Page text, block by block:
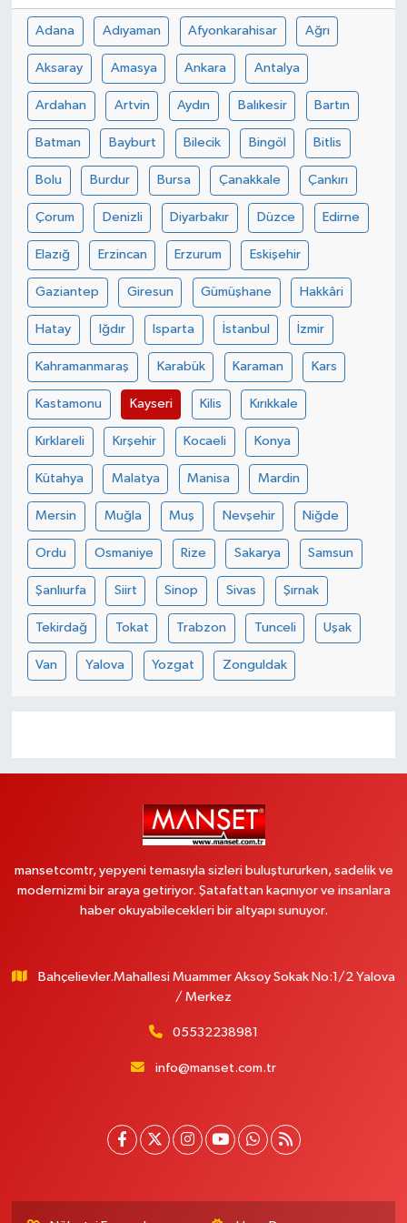
Adana Adıyaman Afyonkarahisar Ağrı
Aksaray Amasya Ankara Antalya
Ardahan Artvin Aydın Balıkesir Bartın
Batman Bayburt Bilecik Bingöl Bitlis
Bolu Burdur Bursa Çanakkale Çankırı
Çorum Denizli Diyarbakır Düzce Edirne
Elazığ Erzincan Erzurum Eskişehir
Gaziantep Giresun Gümüşhane Hakkâri
Hatay Iğdır Isparta İstanbul İzmir
Kahramanmaraş Karabük Karaman Kars
Kastamonu Kayseri Kilis Kırıkkale
Kırklareli Kırşehir Kocaeli Konya
Kütahya Malatya Manisa Mardin
Mersin Muğla Muş Nevşehir Niğde
Ordu Osmaniye Rize Sakarya Samsun
Şanlıurfa Siirt Sinop Sivas Şırnak
Tekirdağ Tokat Trabzon Tunceli Uşak
Van Yalova Yozgat Zonguldak
mansetcomtr, yepyeni temasıyla sizleri buluştururken, sadelik ve
modernizmi bir araya getiriyor. Şatafattan kaçınıyor ve insanlara
haber okuyabilecekleri bir altyapı sunuyor.
Bahçelievler.Mahallesi Muammer Aksoy Sokak No:1/2 Yalova
/ Merkez
05532238981
info@manset.com.tr